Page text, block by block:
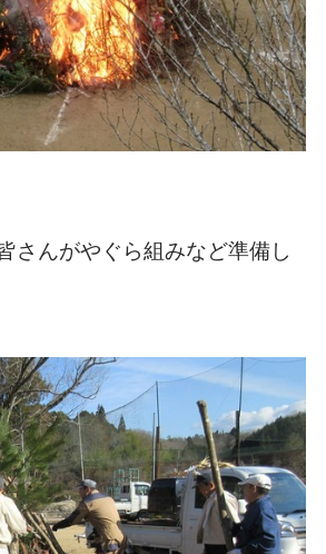
さんがやぐら組みなど準備し